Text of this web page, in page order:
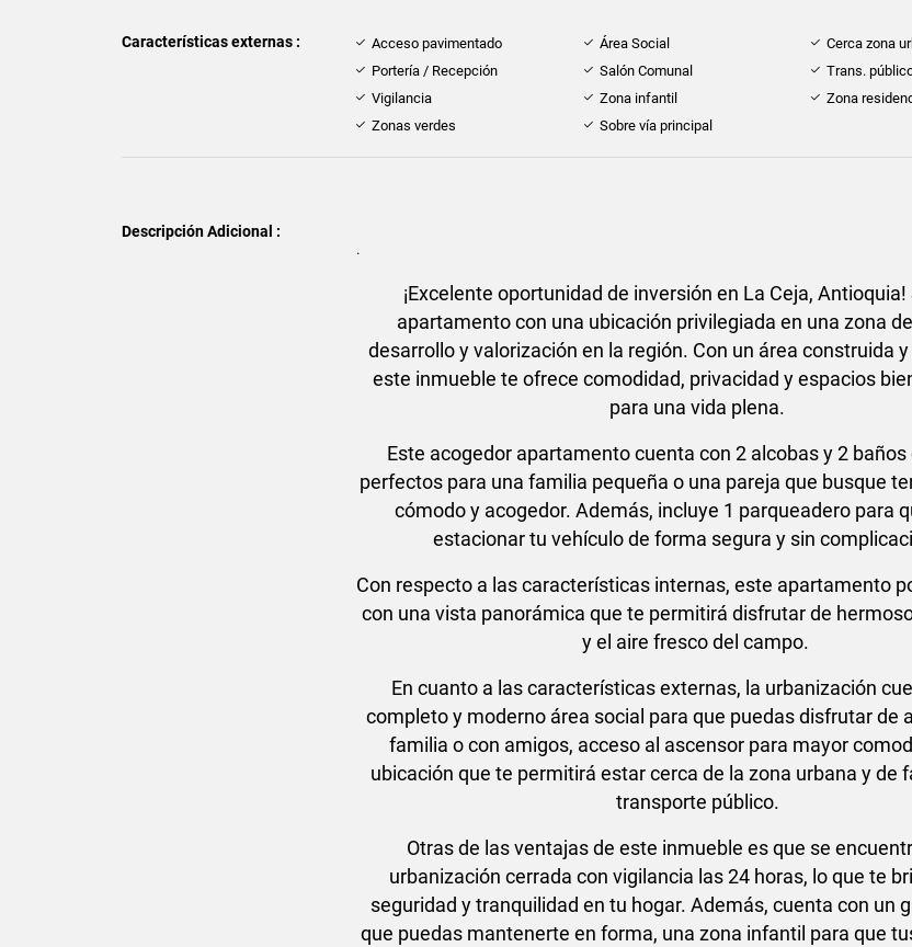
Características externas : Acceso pavimentado Área Social
Cerca zona
Portería / Recepción
Salón Comunal
Trans.
Vigilancia
Zona infantil
Zona
Zonas verdes
Sobre vía principal
Descripción Adicional :
.
¡Excelente oportunidad de inversión en La Ceja, Antioquia!
apartamento con una ubicación privilegiada en una zona
desarrollo y valorización en la región. Con un área construida
este inmueble te ofrece comodidad, privacidad y espacios
para una vida plena.
Este acogedor apartamento cuenta con 2 alcobas y 2
perfectos para una familia pequeña o una pareja que busque
cómodo y acogedor. Además, incluye 1 parqueadero para
estacionar tu vehículo de forma segura y sin
Con respecto a las características internas, este apartamento
con una vista panorámica que te permitirá disfrutar de
y el aire fresco del campo.
En cuanto a las características externas, la urbanización
completo y moderno área social para que puedas disfrutar de
familia o con amigos, acceso al ascensor para mayor
ubicación que te permitirá estar cerca de la zona urbana y de
transporte público.
Otras de las ventajas de este inmueble es que se
urbanización cerrada con vigilancia las 24 horas, lo que te
seguridad y tranquilidad en tu hogar. Además, cuenta con un
que puedas mantenerte en forma, una zona infantil para que